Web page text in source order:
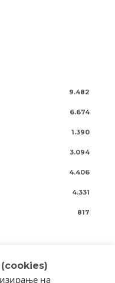
9.482
6.674
1.390
3.094
4.406
4.331
817
на